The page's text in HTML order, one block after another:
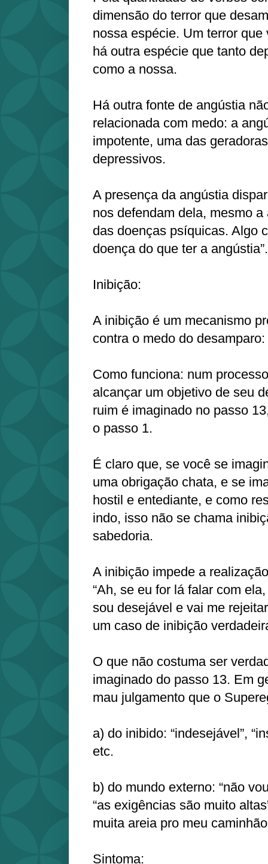
dimensão do terror que
nossa espécie. Um terror
há outra espécie que tanto
como a nossa.
Há outra fonte de angústia
relacionada com medo: a
impotente, uma das
depressivos.
A presença da angústia
nos defendam dela, mesmo
das doenças psíquicas. Algo
doença do que ter a angústia”.
Inibição:
A inibição é um mecanismo
contra o medo do
Como funciona: num
alcançar um objetivo de seu
ruim é imaginado no passo
o passo 1.
É claro que, se você se
uma obrigação chata, e se
hostil e entediante, e como
indo, isso não se chama
sabedoria.
A inibição impede a
“Ah, se eu for lá falar com
sou desejável e vai me
um caso de inibição
O que não costuma ser
imaginado do passo 13. Em
mau julgamento que o
a) do inibido: “indesejável”,
etc.
b) do mundo externo: “não
“as exigências são muito
muita areia pro meu
Sintoma: